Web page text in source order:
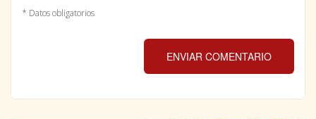
* Datos obligatorios
ENVIAR COMENTARIO